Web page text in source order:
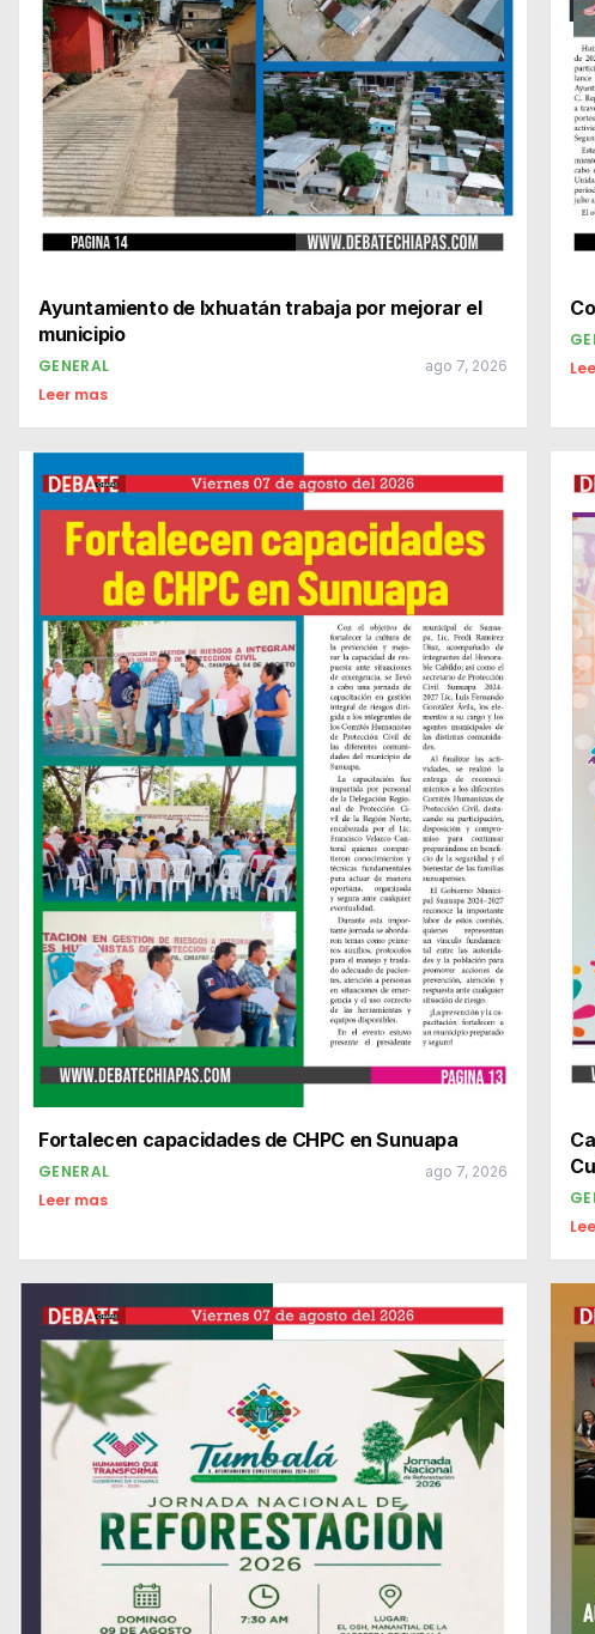
Ayuntamiento de Ixhuatán trabaja por mejorar el
municipio
GENERAL ago 7, 2026
Leer mas
Fortalecen capacidades de CHPC en Sunuapa
GENERAL ago 7, 2026
Leer mas